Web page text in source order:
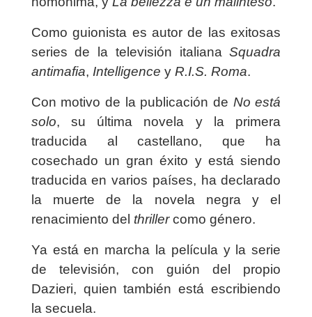
Como guionista es autor de las exitosas
series de la televisión italianaSquadra
antimafia, Intelligence y R.I.S. Roma.
Con motivo de la publicación de No está
solo, su última novela y la primera
traducida al castellano, que ha
cosechado un gran éxito y está siendo
traducida en varios países, ha declarado
la muerte de la novela negra y el
renacimiento del thrillercomo género.
Ya está en marcha la película y la serie
de televisión, con guión del propio
Dazieri, quien también está escribiendo
la secuela.